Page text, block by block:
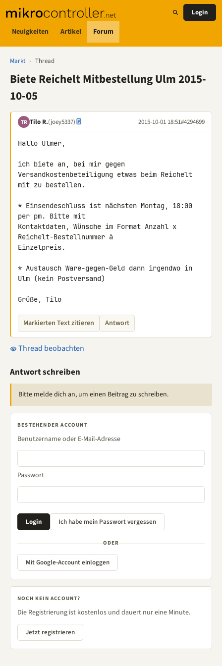
Neuigkeiten Artikel Forum
Login
Markt › Thread
Biete Reichelt Mitbestellung Ulm 2015-
10-05
TR Tilo R.(joey5337) 2015-10-01 18:51#4294699
Hallo Ulmer,
ich biete an, bei mir gegen
Versandkostenbeteiligung etwas beim Reichelt
mit zu bestellen.
* Einsendeschluss ist nächsten Montag, 18:00
per pm. Bitte mit
Kontaktdaten, Wünsche im Format Anzahl x
Reichelt-Bestellnummer à
Einzelpreis.
* Austausch Ware-gegen-Geld dann irgendwo in
Ulm (kein Postversand)
Grüße, Tilo
Markierten Text zitieren Antwort
Thread beobachten
Antwort schreiben
Bitte melde dich an, um einen Beitrag zu schreiben.
BESTEHENDER ACCOUNT
Benutzername oder E-Mail-Adresse
Passwort
ODER
Mit Google-Account einloggen
NOCH KEIN ACCOUNT?
Die Registrierung ist kostenlos und dauert nur eine Minute.
Jetzt registrieren